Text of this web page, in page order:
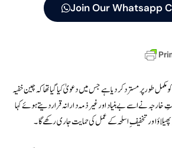
Join Our Whatsapp
طور پر مسترد کر دیا ہے جس میں دعویٰ کیا گیا تھا کہ چین خفیہ
خارجہ نے اسے بے بنیاد اور غیر ذمہ دارانہ قرار دیتے ہوئے کہا
اور تخفیفِ اسلحہ کے عمل کی حمایت جاری رکھے گا۔